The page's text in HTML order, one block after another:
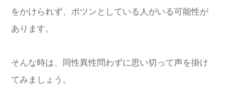
をかけられず、ポツンとしている人がいる可能性が
あります。
そんな時は、同性異性問わずに思い切って声を掛け
てみましょう。